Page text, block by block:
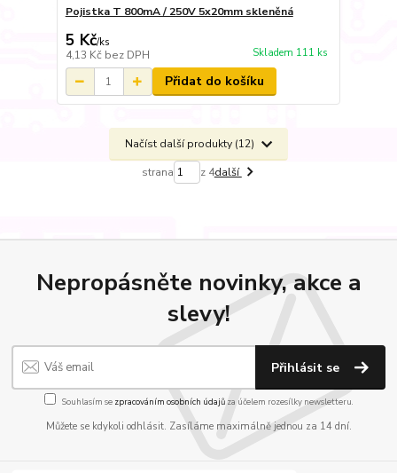
Pojistka T 800mA / 250V 5x20mm skleněná
5 Kč/ks
4,13 Kč bez DPH Skladem 111 ks
Přidat do košíku
Načíst další produkty (12)
strana z 4další
Nepropásněte novinky, akce a
slevy!
Přihlásit se
Souhlasím se zpracováním osobních údajůza účelem rozesílky newsletteru.
Můžete se kdykoli odhlásit. Zasíláme maximálně jednou za 14 dní.